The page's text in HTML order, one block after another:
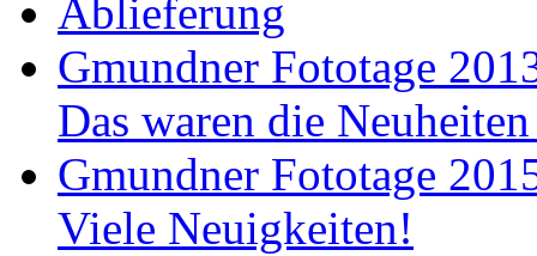
Ablieferung
Gmundner Fototage
Das waren die
Gmundner Fototage
Viele Neuigkeiten!